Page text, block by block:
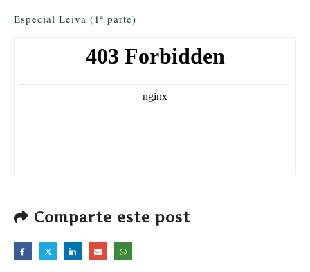
Especial Leiva (1ª parte)
Comparte este post